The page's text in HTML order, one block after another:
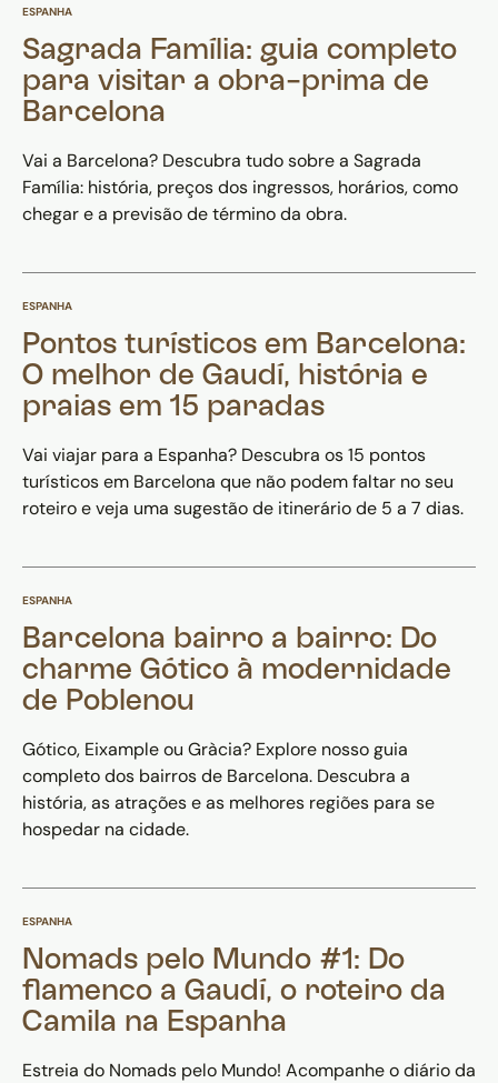
ESPANHA
Sagrada Família: guia completo
para visitar a obra-prima de
Barcelona
Vai a Barcelona? Descubra tudo sobre a Sagrada
Família: história, preços dos ingressos, horários, como
chegar e a previsão de término da obra.
ESPANHA
Pontos turísticos em Barcelona:
O melhor de Gaudí, história e
praias em 15 paradas
Vai viajar para a Espanha? Descubra os 15 pontos
turísticos em Barcelona que não podem faltar no seu
roteiro e veja uma sugestão de itinerário de 5 a 7 dias.
ESPANHA
Barcelona bairro a bairro: Do
charme Gótico à modernidade
de Poblenou
Gótico, Eixample ou Gràcia? Explore nosso guia
completo dos bairros de Barcelona. Descubra a
história, as atrações e as melhores regiões para se
hospedar na cidade.
ESPANHA
Nomads pelo Mundo #1: Do
flamenco a Gaudí, o roteiro da
Camila na Espanha
Estreia do Nomads pelo Mundo! Acompanhe o diário da